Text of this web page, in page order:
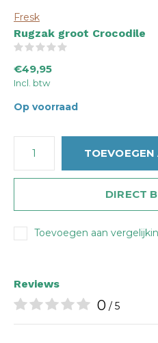
Fresk
Rugzak groot Crocodile
€49,95
Incl. btw
Op voorraad
DIRECT
Toevoegen aan
Reviews
0 / 5